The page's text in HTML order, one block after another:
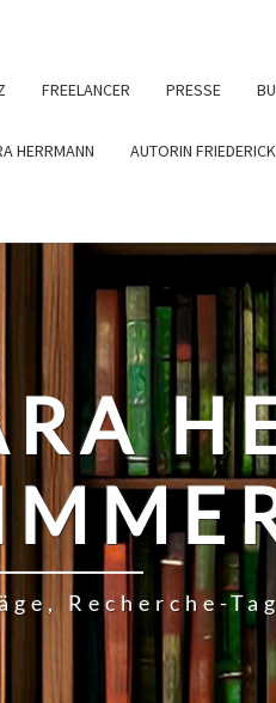
FREELANCER PRESSE
HERRMANN AUTORIN
Recherche-